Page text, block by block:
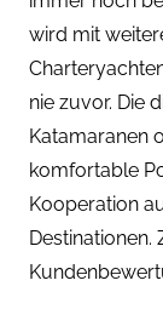
wird mit
nie zuvor. Die
Katamaranen
komfortable
Kooperation
Destinationen.